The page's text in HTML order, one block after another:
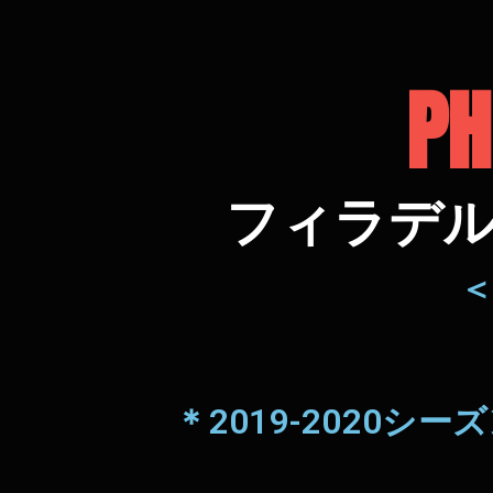
フィラデ
＊2019-2020シー